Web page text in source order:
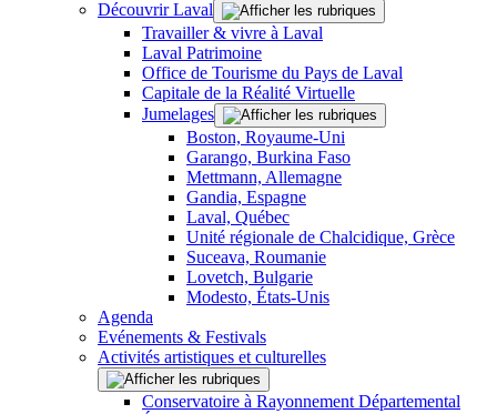
Découvrir Laval
Travailler & vivre à Laval
Laval Patrimoine
Office de Tourisme du Pays de Laval
Capitale de la Réalité Virtuelle
Jumelages
Boston, Royaume-Uni
Garango, Burkina Faso
Mettmann, Allemagne
Gandia, Espagne
Laval, Québec
Unité régionale de Chalcidique, Grèce
Suceava, Roumanie
Lovetch, Bulgarie
Modesto, États-Unis
Agenda
Evénements & Festivals
Activités artistiques et culturelles
Conservatoire à Rayonnement Départemental